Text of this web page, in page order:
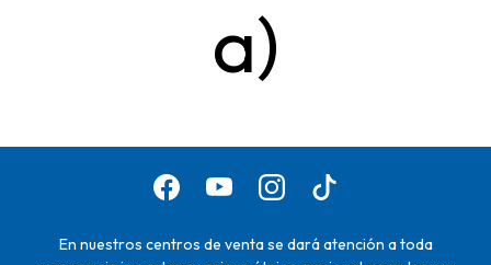
a)
En nuestros centros de venta se dará atención a toda